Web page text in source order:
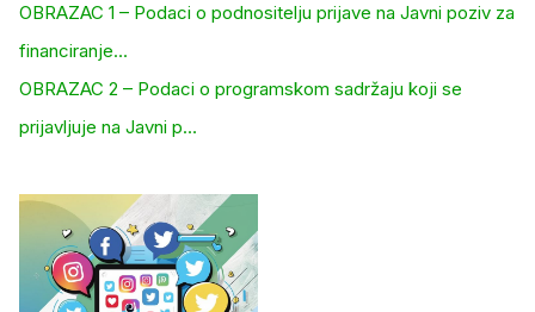
OBRAZAC 1 – Podaci o podnositelju prijave na Javni poziv za
financiranje…
OBRAZAC 2 – Podaci o programskom sadržaju koji se
prijavljuje na Javni p…